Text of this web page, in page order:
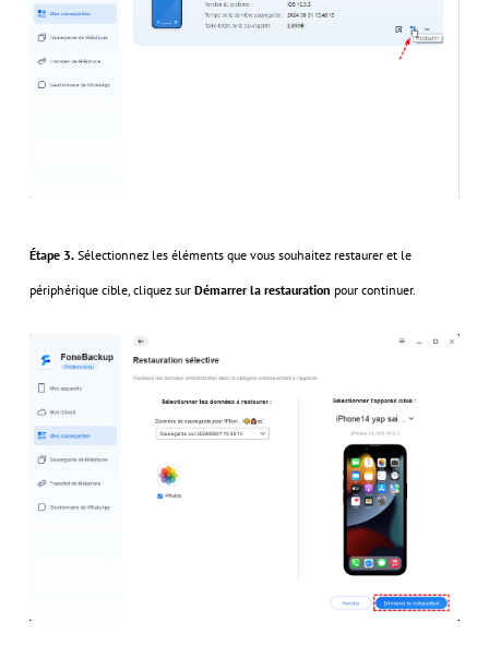
Étape 3.Sélectionnez les éléments que vous souhaitez restaurer et le
périphérique cible, cliquez sur Démarrer la restauration pour continuer.